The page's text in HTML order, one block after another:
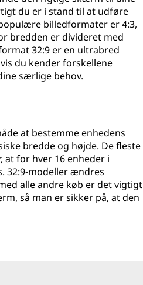
du er i stand til at udføre
billedformater er 4:3,
bredden er divideret med
32:9 er en ultrabred
du kender forskellene
særlige behov.
at bestemme enhedens
bredde og højde. De fleste
for hver 16 enheder i
32:9-modeller ændres
alle andre køb er det vigtigt
så man er sikker på, at den